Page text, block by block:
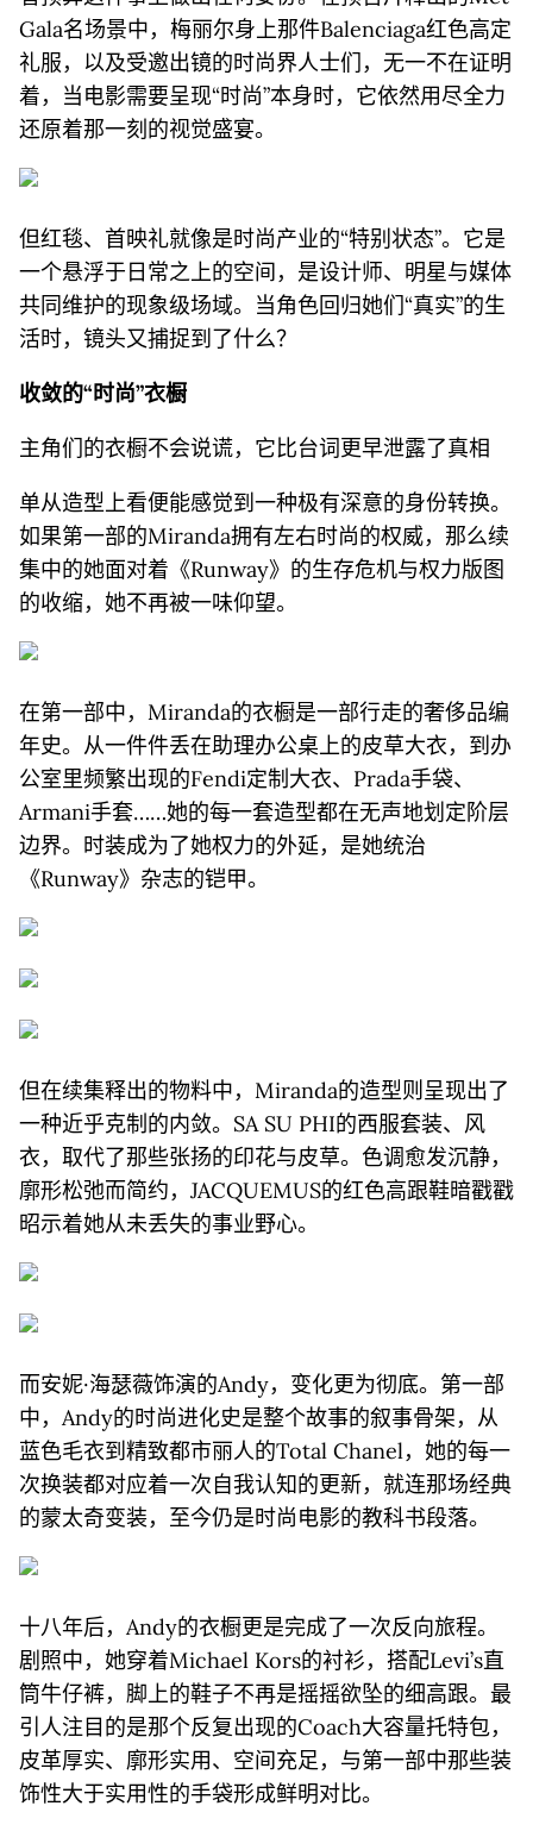
Gala名场景中，梅丽尔身上那件Balenciaga红色高定
礼服，以及受邀出镜的时尚界人士们，无一不在证明
着，当电影需要呈现“时尚”本身时，它依然用尽全力
还原着那一刻的视觉盛宴。
但红毯、首映礼就像是时尚产业的“特别状态”。它是
一个悬浮于日常之上的空间，是设计师、明星与媒体
共同维护的现象级场域。当角色回归她们“真实”的生
活时，镜头又捕捉到了什么？
收敛的“时尚”衣橱
主角们的衣橱不会说谎，它比台词更早泄露了真相
单从造型上看便能感觉到一种极有深意的身份转换。
如果第一部的Miranda拥有左右时尚的权威，那么续
集中的她面对着《Runway》的生存危机与权力版图
的收缩，她不再被一味仰望。
在第一部中，Miranda的衣橱是一部行走的奢侈品编
年史。从一件件丢在助理办公桌上的皮草大衣，到办
公室里频繁出现的Fendi定制大衣、Prada手袋、
Armani手套……她的每一套造型都在无声地划定阶层
边界。时装成为了她权力的外延，是她统治
《Runway》杂志的铠甲。
但在续集释出的物料中，Miranda的造型则呈现出了
一种近乎克制的内敛。SA SU PHI的西服套装、风
衣，取代了那些张扬的印花与皮草。色调愈发沉静，
廓形松弛而简约，JACQUEMUS的红色高跟鞋暗戳戳
昭示着她从未丢失的事业野心。
而安妮·海瑟薇饰演的Andy，变化更为彻底。第一部
中，Andy的时尚进化史是整个故事的叙事骨架，从
蓝色毛衣到精致都市丽人的Total Chanel，她的每一
次换装都对应着一次自我认知的更新，就连那场经典
的蒙太奇变装，至今仍是时尚电影的教科书段落。
十八年后，Andy的衣橱更是完成了一次反向旅程。
剧照中，她穿着Michael Kors的衬衫，搭配Levi’s直
筒牛仔裤，脚上的鞋子不再是摇摇欲坠的细高跟。最
引人注目的是那个反复出现的Coach大容量托特包，
皮革厚实、廓形实用、空间充足，与第一部中那些装
饰性大于实用性的手袋形成鲜明对比。